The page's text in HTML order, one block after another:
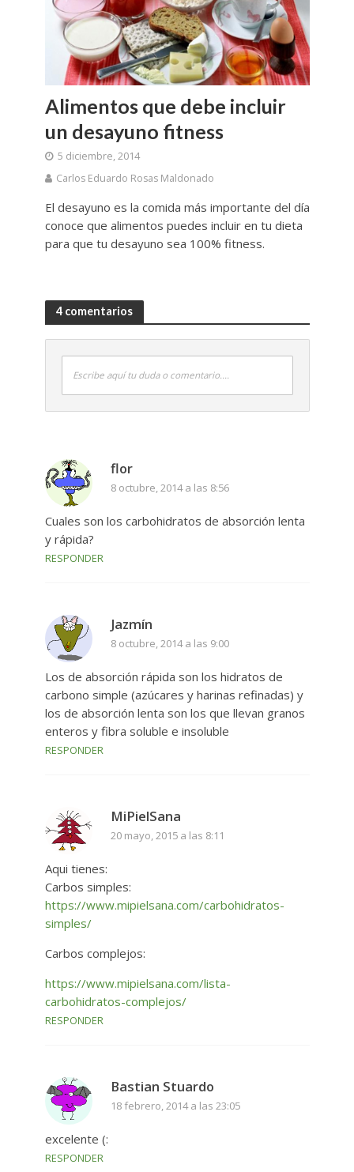
Alimentos que debe incluir
un desayuno fitness
5 diciembre, 2014
Carlos Eduardo Rosas Maldonado
El desayuno es la comida más importante del día
conoce que alimentos puedes incluir en tu dieta
para que tu desayuno sea 100% fitness.
4 comentarios
Escribe aquí tu duda o comentario....
flor
8 octubre, 2014 a las 8:56
Cuales son los carbohidratos de absorción lenta
y rápida?
RESPONDER
Jazmín
8 octubre, 2014 a las 9:00
Los de absorción rápida son los hidratos de
carbono simple (azúcares y harinas refinadas) y
los de absorción lenta son los que llevan granos
enteros y fibra soluble e insoluble
RESPONDER
MiPielSana
20 mayo, 2015 a las 8:11
Aqui tienes:
Carbos simples:
https://www.mipielsana.com/carbohidratos-
simples/
Carbos complejos:
https://www.mipielsana.com/lista-
carbohidratos-complejos/
RESPONDER
Bastian Stuardo
18 febrero, 2014 a las 23:05
excelente (:
RESPONDER